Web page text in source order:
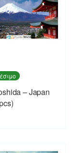
– Japan